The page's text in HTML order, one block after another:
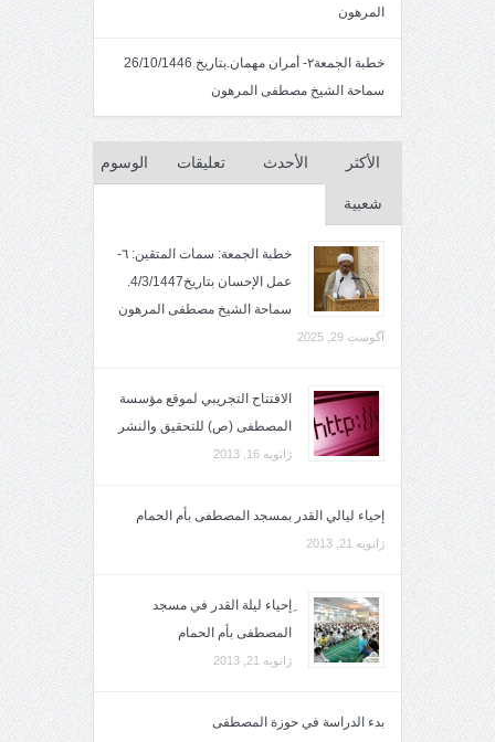
المرهون
خطبة الجمعة٢- أمران مهمان.بتاريخ 26/10/1446
سماحة الشيخ مصطفى المرهون
الأكثر
شعبية
الأحدث تعليقات الوسوم
خطبة الجمعة: سمات المتقين: ٦-
عمل الإحسان بتاريخ4/3/1447.
سماحة الشيخ مصطفى المرهون
آگوست 29, 2025
الافتتاح التجريبي لموقع مؤسسة
المصطفى (ص) للتحقيق والنشر
ژانویه 16, 2013
إحياء ليالي القدر بمسجد المصطفى بأم الحمام
ژانویه 21, 2013
ِإحياء ليلة القدر في مسجد
المصطفى بأم الحمام
ژانویه 21, 2013
بدء الدراسة في حوزة المصطفى